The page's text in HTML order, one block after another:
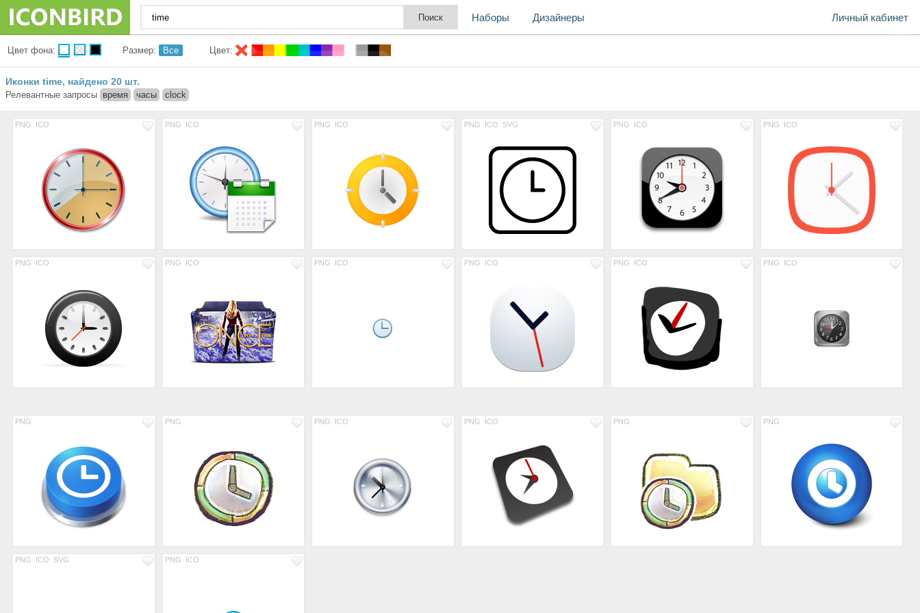
Личный кабинет
Наборы Дизайнеры
Цвет фона: Размер: Все Цвет:
Иконки time, найдено 20 шт.
Релевантные запросы время часы clock
PNG ICO PNG ICO PNG ICO PNG ICO SVG PNG ICO PNG ICO
PNG ICO PNG ICO PNG ICO PNG ICO PNG ICO PNG ICO
PNG PNG PNG ICO PNG ICO PNG PNG
PNG ICO SVG PNG ICO